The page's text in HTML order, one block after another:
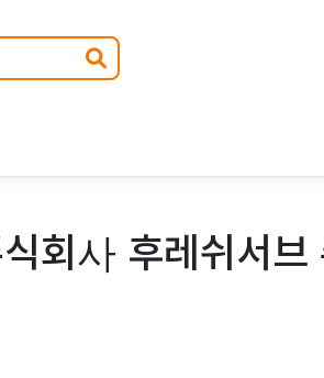
회사 후레쉬서브